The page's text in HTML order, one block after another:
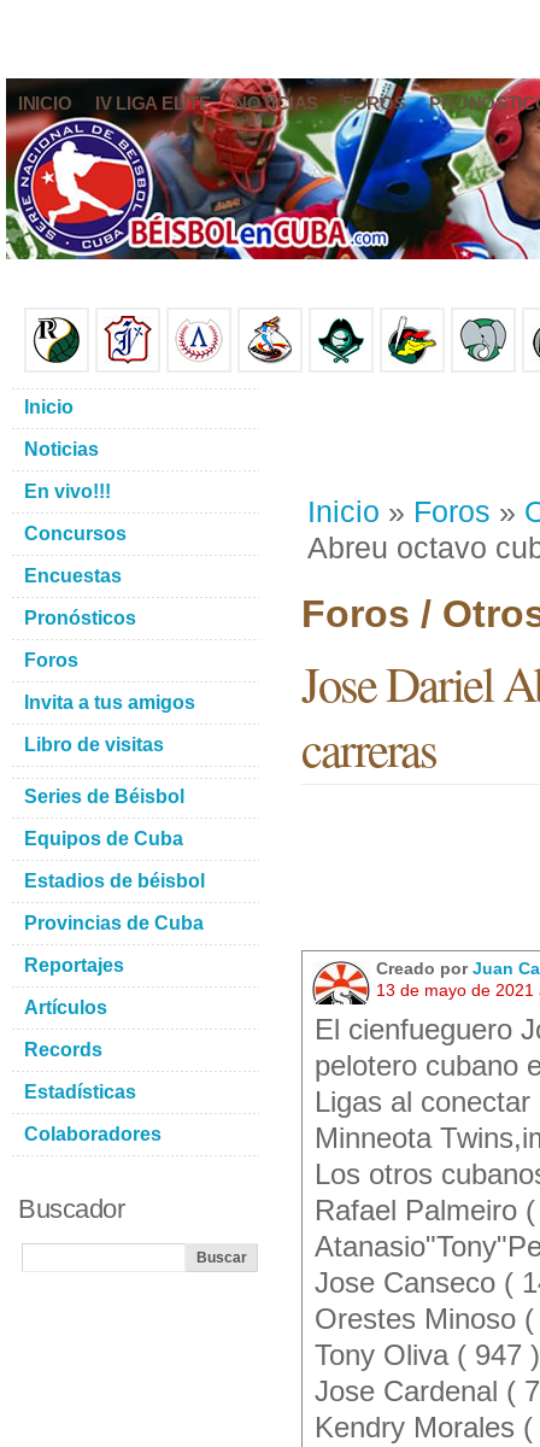
INICIO IV LIGA ELITE NOTICIAS FOROS
Inicio » Foros »
Abreu octavo
Foros /
Jose Dariel
carreras
Creado porJuan
13 de mayo de 2021
El cienfueguero
pelotero cubano
Ligas al
Minneota
Los otros
Rafael Palmeiro
Jose Canseco (
Orestes Minoso
Tony Oliva ( 947 )
Jose Cardenal (
Kendry Morales
Inicio
Noticias
En vivo!!!
Concursos
Encuestas
Pronósticos
Foros
Invita a tus amigos
Libro de visitas
Series de Béisbol
Equipos de Cuba
Estadios de béisbol
Provincias de Cuba
Reportajes
Artículos
Records
Estadísticas
Colaboradores
Buscador